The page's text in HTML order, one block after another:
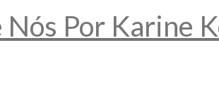
Nós Por Karine